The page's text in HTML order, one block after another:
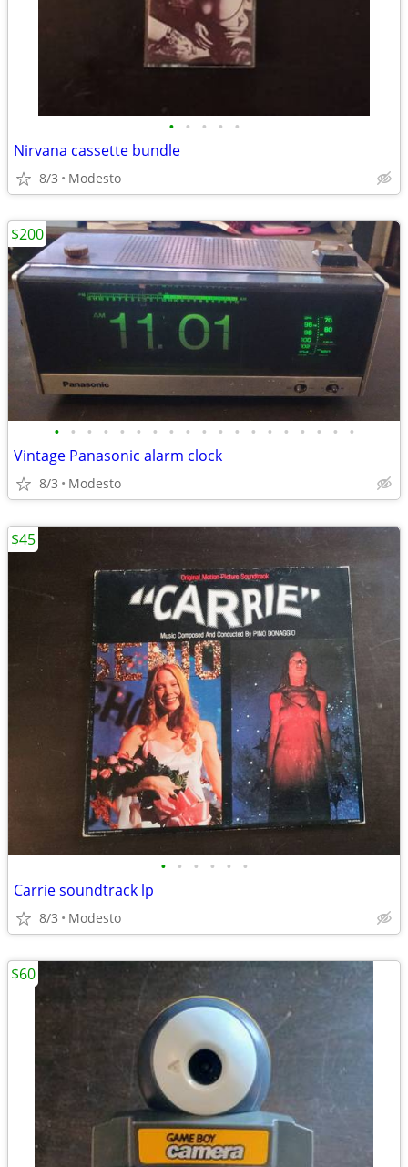
• • • • •
Nirvana cassette bundle
8/3 Modesto
• • • • • • • • • • • • • • • • • • •
Vintage Panasonic alarm clock
8/3 Modesto
$200
• • • • • •
Carrie soundtrack lp
8/3 Modesto
$45
$60